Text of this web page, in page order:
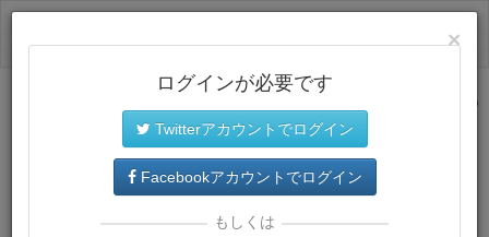
サイトトップに戻る
プレミアム会員では、教材がダウンロードでき、快適な動画
再生環境が提供されます。
×
ログインが必要です
Twitterアカウントでログイン
Facebookアカウントでログイン
もしくは